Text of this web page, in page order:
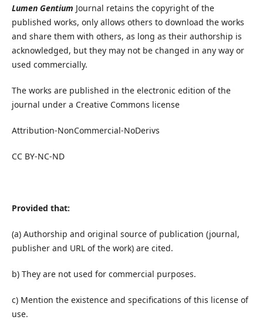
Lumen Gentium Journal retains the copyright of the
published works, only allows others to download the works
and share them with others, as long as their authorship is
acknowledged, but they may not be changed in any way or
used commercially.
The works are published in the electronic edition of the
journal under a Creative Commons license
Attribution-NonCommercial-NoDerivs
CC BY-NC-ND
Provided that:
(a) Authorship and original source of publication (journal,
publisher and URL of the work) are cited.
b) They are not used for commercial purposes.
c) Mention the existence and specifications of this license of
use.